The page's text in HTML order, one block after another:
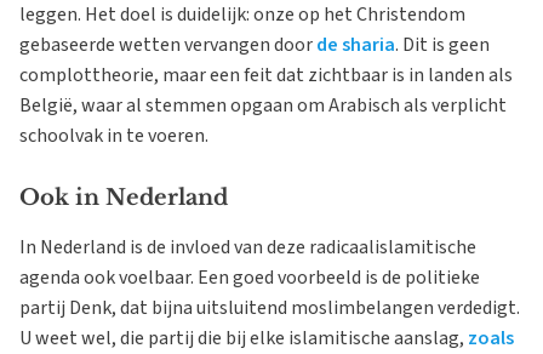
leggen. Het doel is duidelijk: onze op het Christendom
gebaseerde wetten vervangen doorde sharia. Dit is geen
complottheorie, maar een feit dat zichtbaar is in landen als
België, waar al stemmen opgaan om Arabisch als verplicht
schoolvak in te voeren.
Ook in Nederland
In Nederland is de invloed van deze radicaalislamitische
agenda ook voelbaar. Een goed voorbeeld is de politieke
partij Denk, dat bijna uitsluitend moslimbelangen verdedigt.
U weet wel, die partij die bij elke islamitische aanslag, zoals